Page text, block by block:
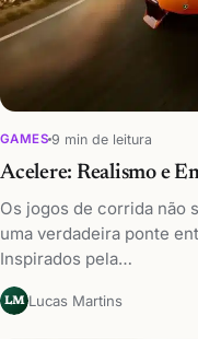
GAMES 9 min de leitura
Acelere: Realismo e
Os jogos de corrida não
uma verdadeira ponte
Inspirados pela…
LM Lucas Martins